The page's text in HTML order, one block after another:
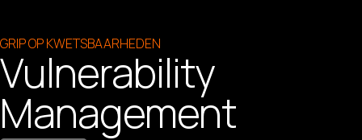
GRIP OP KWETSBAARHEDEN
Vulnerability
Management